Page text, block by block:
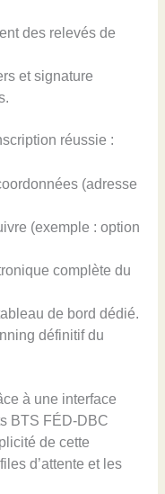
des relevés de
et signature
réussie :
(adresse
(exemple : option
complète du
de bord dédié.
définitif du
à une interface
BTS FÉD-DBC
de cette
d’attente et les